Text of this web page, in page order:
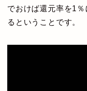
でおけば還元率を1
るということです。